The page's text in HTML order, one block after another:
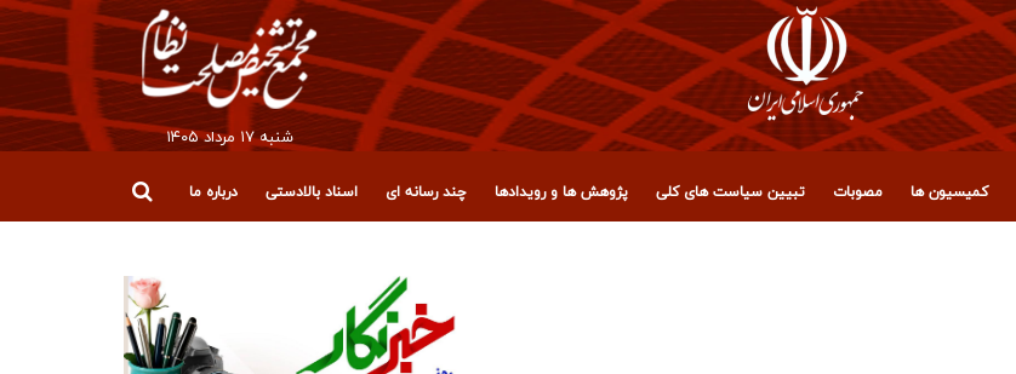
شنبه ۱۷ مرداد ۱۴۰۵
کمیسیون ها مصوبات تبیین سیاست های کلی پژوهش ها و رویدادها چند رسانه ای اسناد بالادستی درباره ما